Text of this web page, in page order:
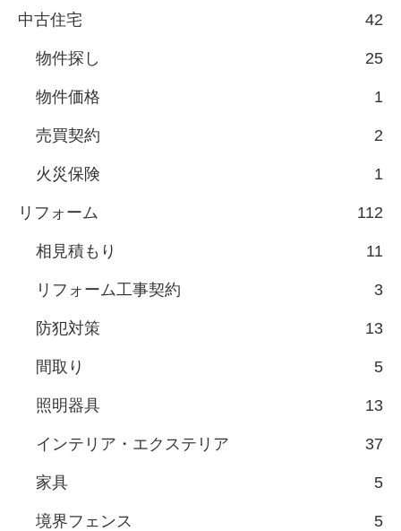
中古住宅 42
物件探し 25
物件価格 1
売買契約 2
火災保険 1
リフォーム 112
相見積もり 11
リフォーム工事契約 3
防犯対策 13
間取り 5
照明器具 13
インテリア・エクステリア 37
家具 5
境界フェンス 5